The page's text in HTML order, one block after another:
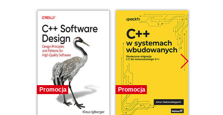
Promocja Promocja